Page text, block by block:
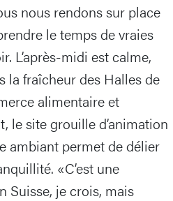
nous rendons sur place
le temps de vraies
L’après-midi est calme,
la fraîcheur des Halles de
alimentaire et
le site grouille d’animation
ambiant permet de délier
«C’est une
Suisse, je crois, mais